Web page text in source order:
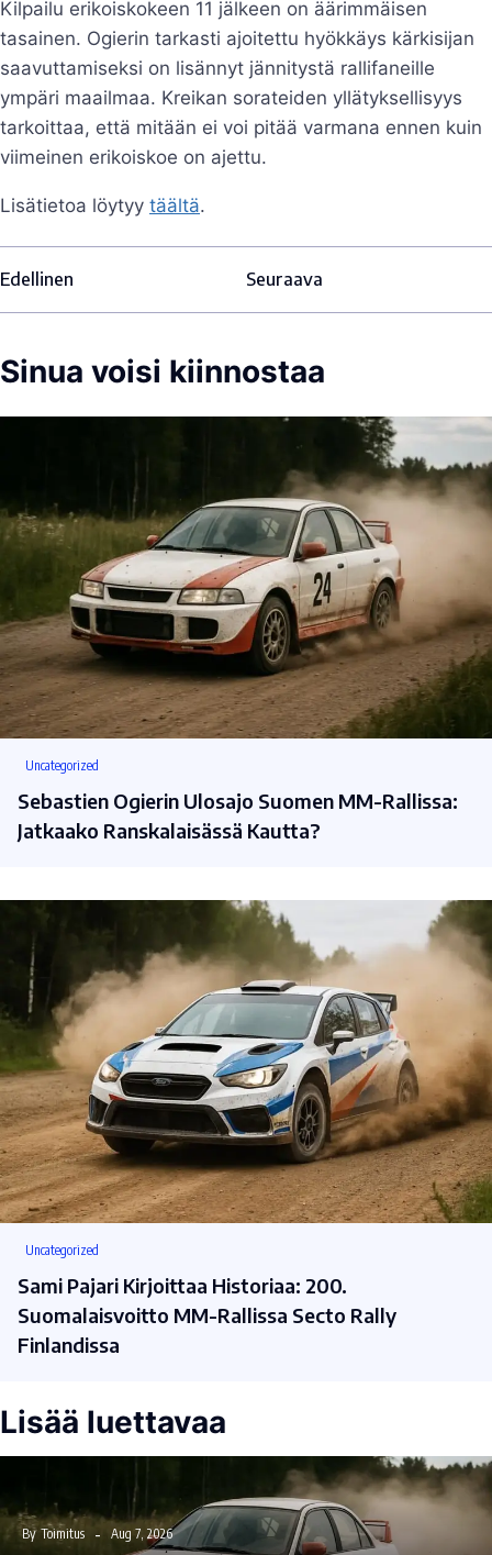
Kilpailu erikoiskokeen 11 jälkeen on äärimmäisen
tasainen. Ogierin tarkasti ajoitettu hyökkäys kärkisijan
saavuttamiseksi on lisännyt jännitystä rallifaneille
ympäri maailmaa. Kreikan sorateiden yllätyksellisyys
tarkoittaa, että mitään ei voi pitää varmana ennen kuin
viimeinen erikoiskoe on ajettu.
Lisätietoa löytyy täältä.
Edellinen Seuraava
Sinua voisi kiinnostaa
Uncategorized
Sebastien Ogierin Ulosajo Suomen MM-Rallissa:
Jatkaako Ranskalaisässä Kautta?
Uncategorized
Sami Pajari Kirjoittaa Historiaa: 200.
Suomalaisvoitto MM-Rallissa Secto Rally
Finlandissa
Lisää luettavaa
By Toimitus Aug 7, 2026